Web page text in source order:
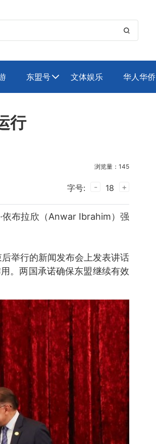

东盟号 文体娱乐 华人华侨
行
浏览量：145
字号: - 18 +
布拉欣（Anwar Ibrahim）强
举行的新闻发布会上发表讲话
。两国承诺确保东盟继续有效